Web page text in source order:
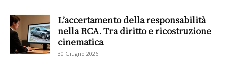
L’accertamento della responsabilità
nella RCA. Tra diritto e ricostruzione
cinematica
30 Giugno 2026